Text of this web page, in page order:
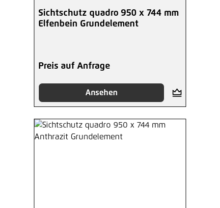
Sichtschutz quadro 950 x 744 mm
Elfenbein Grundelement
Preis auf Anfrage
Ansehen